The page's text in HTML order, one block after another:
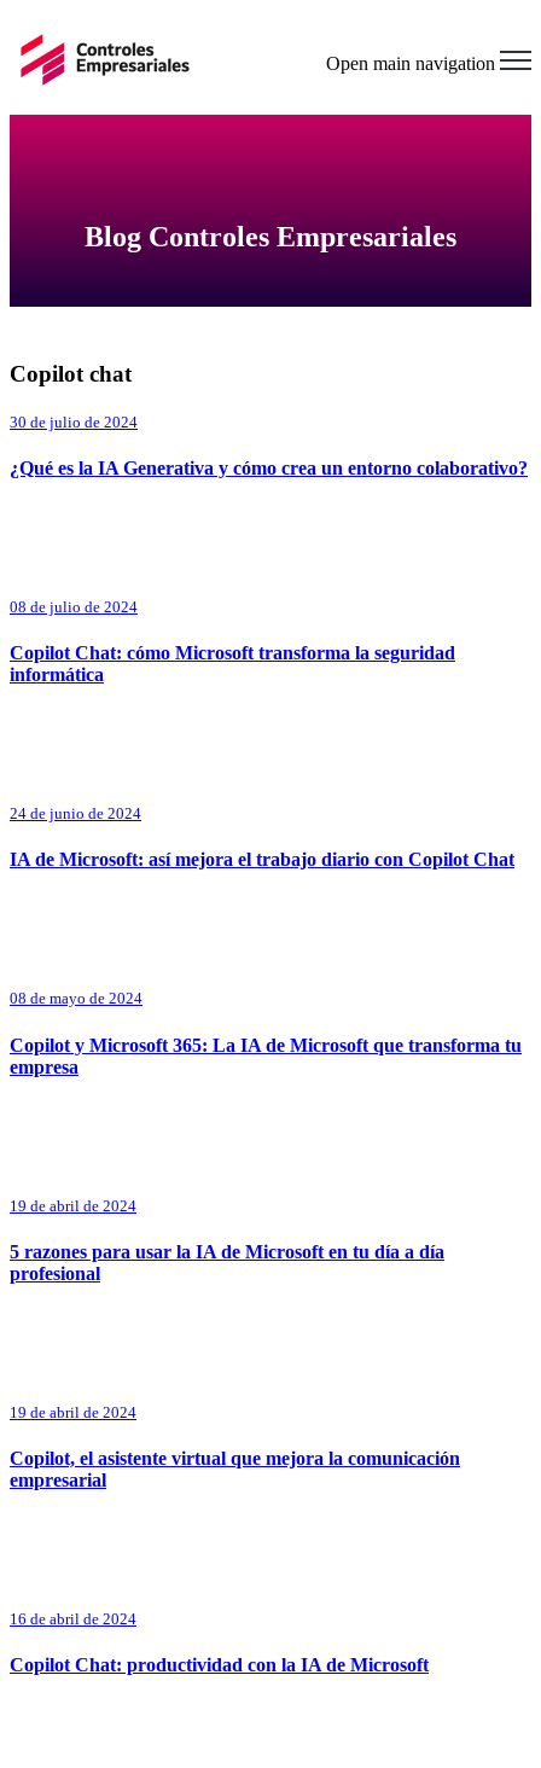
Open main navigation
Blog Controles Empresariales
Copilot chat
30 de julio de 2024
¿Qué es la IA Generativa y cómo crea un entorno colaborativo?
08 de julio de 2024
Copilot Chat: cómo Microsoft transforma la seguridad
informática
24 de junio de 2024
IA de Microsoft: así mejora el trabajo diario con Copilot Chat
08 de mayo de 2024
Copilot y Microsoft 365: La IA de Microsoft que transforma tu
empresa
19 de abril de 2024
5 razones para usar la IA de Microsoft en tu día a día
profesional
19 de abril de 2024
Copilot, el asistente virtual que mejora la comunicación
empresarial
16 de abril de 2024
Copilot Chat: productividad con la IA de Microsoft